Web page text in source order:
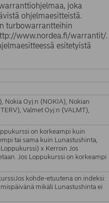
joka
ohjelmaesitteistä.
turbowarrantteihin
www.nordea.fi/warrantit/.
esitetyistä
Nokia Oyj:n (NOKIA), Nokian
Valmet Oyj:n (VALMT),
on korkeampi kuin
tai sama kuin Lunastushinta,
x Kerroin Jos
Jos Loppukurssi on korkeampi
kohde-etuutena on indeksi:
mikäli Lunastushinta ei